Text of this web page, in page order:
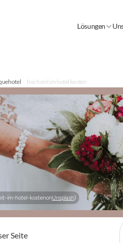
Lösungen
hochzeit im hotel kosten
im-hotel-kostenonUnsplash)
Seite